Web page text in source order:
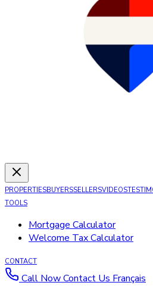
PROPERTIESBUYERSSELLERSVIDEOS
TOOLS
Mortgage Calculator
Welcome Tax Calculator
CONTACT
Call NowContact Us Français